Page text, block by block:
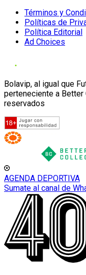
Términos y
Políticas de
Política Editorial
Ad Choices
Bolavip, al igual que
perteneciente a
reservados
AGENDA DEPORTIVA
Sumate al canal de